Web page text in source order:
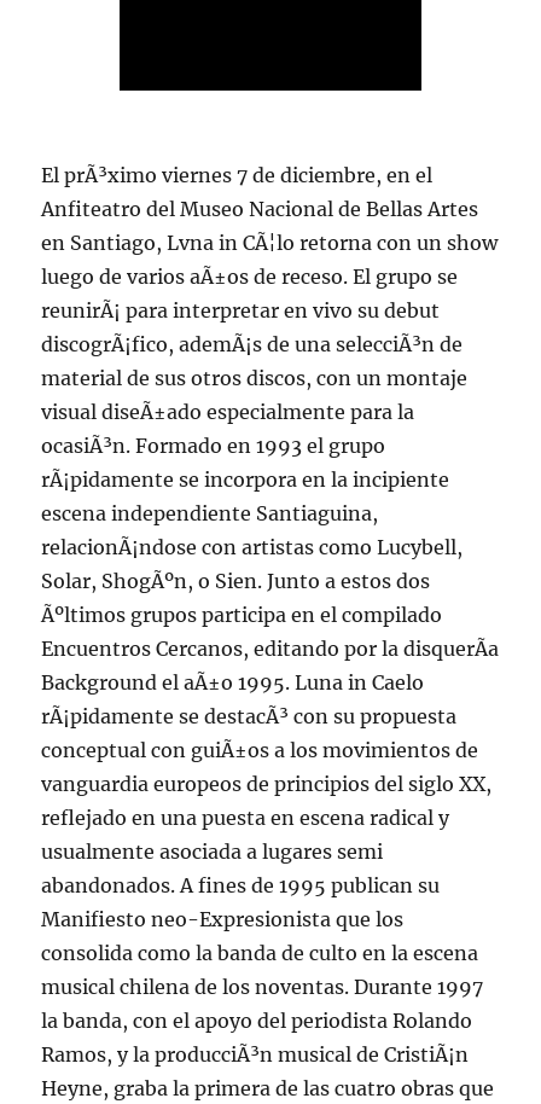
El prÃ³ximo viernes 7 de diciembre, en el
Anfiteatro del Museo Nacional de Bellas Artes
en Santiago, Lvna in CÃ¦lo retorna con un show
luego de varios aÃ±os de receso. El grupo se
reunirÃ¡ para interpretar en vivo su debut
discogrÃ¡fico, ademÃ¡s de una selecciÃ³n de
material de sus otros discos, con un montaje
visual diseÃ±ado especialmente para la
ocasiÃ³n. Formado en 1993 el grupo
rÃ¡pidamente se incorpora en la incipiente
escena independiente Santiaguina,
relacionÃ¡ndose con artistas como Lucybell,
Solar, ShogÃºn, o Sien. Junto a estos dos
Ãºltimos grupos participa en el compilado
Encuentros Cercanos, editando por la disquerÃ­a
Background el aÃ±o 1995. Luna in Caelo
rÃ¡pidamente se destacÃ³ con su propuesta
conceptual con guiÃ±os a los movimientos de
vanguardia europeos de principios del siglo XX,
reflejado en una puesta en escena radical y
usualmente asociada a lugares semi
abandonados. A fines de 1995 publican su
Manifiesto neo-Expresionista que los
consolida como la banda de culto en la escena
musical chilena de los noventas. Durante 1997
la banda, con el apoyo del periodista Rolando
Ramos, y la producciÃ³n musical de CristiÃ¡n
Heyne, graba la primera de las cuatro obras que